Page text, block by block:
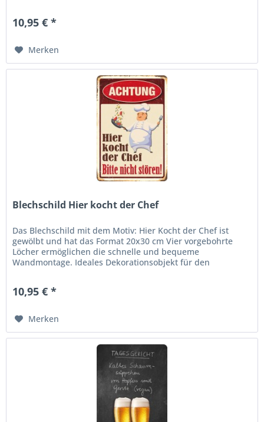
10,95 € *
Merken
Blechschild Hier kocht der Chef
Das Blechschild mit dem Motiv: Hier Kocht der Chef ist
gewölbt und hat das Format 20x30 cm Vier vorgebohrte
Löcher ermöglichen die schnelle und bequeme
Wandmontage. Ideales Dekorationsobjekt für den
10,95 € *
Merken